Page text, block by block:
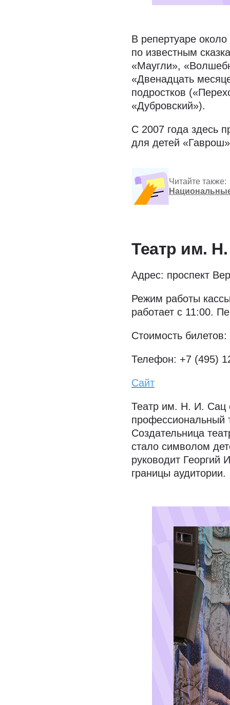
В репертуаре
по известным
«Маугли»,
«Двенадцать
подростков
«Дубровский»).
С 2007 года здесь
для детей
Читайте также:
Театр им.
Адрес: проспект
Режим работы
работает с 11:00.
Стоимость
Телефон: +7 (495)
Сайт
Театр им. Н. И. Сац
профессиональный
Создательница
стало символом
руководит Георгий
границы аудитории.